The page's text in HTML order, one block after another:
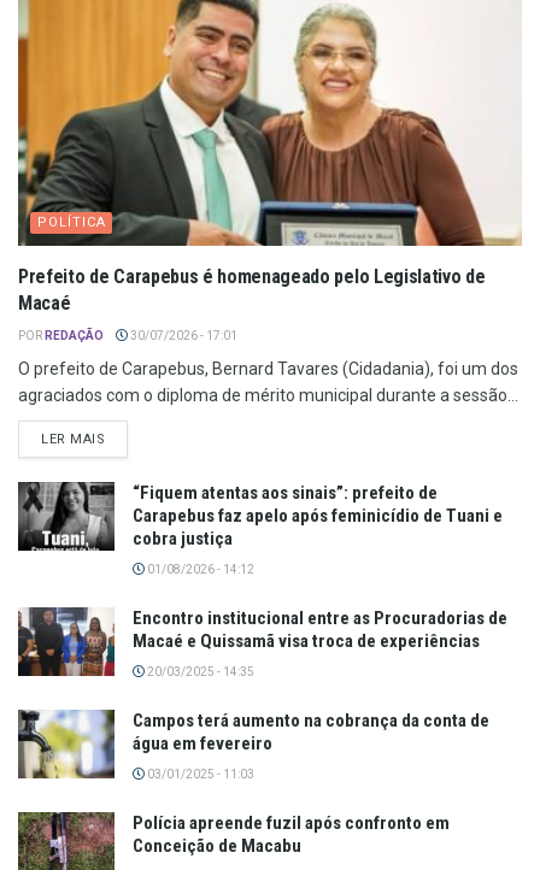
POLÍTICA
Prefeito de Carapebus é homenageado pelo Legislativo de
Macaé
POR REDAÇÃO 30/07/2026 - 17:01
O prefeito de Carapebus, Bernard Tavares (Cidadania), foi um dos
agraciados com o diploma de mérito municipal durante a sessão...
LER MAIS
“Fiquem atentas aos sinais”: prefeito de
Carapebus faz apelo após feminicídio de Tuani e
cobra justiça
01/08/2026 - 14:12
Encontro institucional entre as Procuradorias de
Macaé e Quissamã visa troca de experiências
20/03/2025 - 14:35
Campos terá aumento na cobrança da conta de
água em fevereiro
03/01/2025 - 11:03
Polícia apreende fuzil após confronto em
Conceição de Macabu